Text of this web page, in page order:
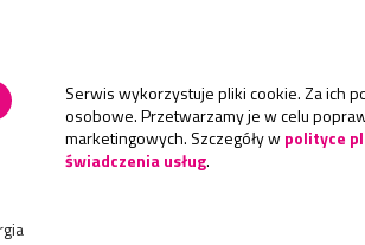
Serwis wykorzystuje pliki cookie. Za ich
osobowe. Przetwarzamy je w celu
marketingowych. Szczegóły wpolityce
świadczenia usług.